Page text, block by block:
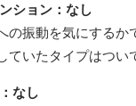
ション：なし
の振動を気にするか
ていたタイプはつい
なし